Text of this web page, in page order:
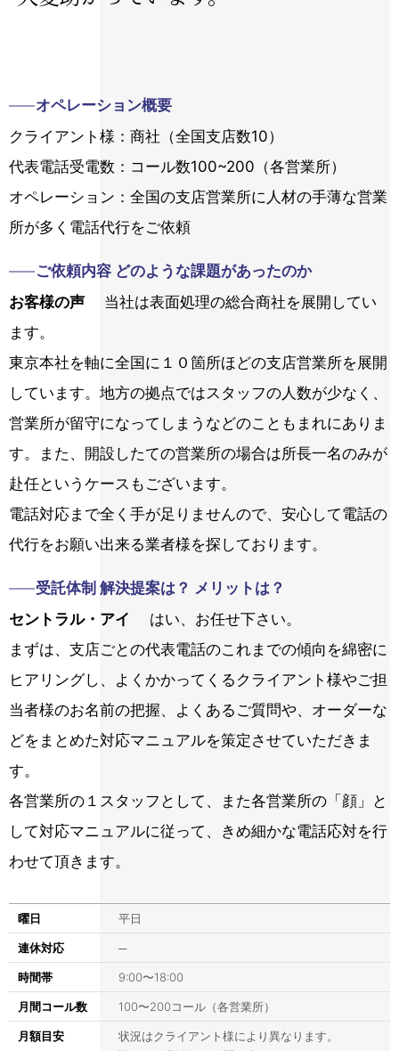
オペレーション概要
クライアント様：商社（全国支店数10）
代表電話受電数：コール数100~200（各営業所）
オペレーション：全国の支店営業所に人材の手薄な営業
所が多く電話代行をご依頼
ご依頼内容 どのような課題があったのか
お客様の声
当社は表面処理の総合商社を展開してい
ます。
東京本社を軸に全国に１０箇所ほどの支店営業所を展開
しています。地方の拠点ではスタッフの人数が少なく、
営業所が留守になってしまうなどのこともまれにありま
す。また、開設したての営業所の場合は所長一名のみが
赴任というケースもございます。
電話対応まで全く手が足りませんので、安心して電話の
代行をお願い出来る業者様を探しております。
受託体制 解決提案は？ メリットは？
セントラル・アイ
はい、お任せ下さい。
まずは、支店ごとの代表電話のこれまでの傾向を綿密に
ヒアリングし、よくかかってくるクライアント様やご担
当者様のお名前の把握、よくあるご質問や、オーダーな
どをまとめた対応マニュアルを策定させていただきま
す。
各営業所の１スタッフとして、また各営業所の「顔」と
して対応マニュアルに従って、きめ細かな電話応対を行
わせて頂きます。
曜日 平日
連休対応
時間帯 9:00〜18:00
月間コール数 100〜200コール（各営業所）
月額目安
状況はクライアント様により異なります。
詳しいお見積りはお問い合わせください。